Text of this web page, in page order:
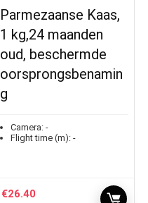
Parmezaanse Kaas,
1 kg,24 maanden
oud, beschermde
oorsprongsbenamin
g
Camera: -
Flight time (m): -
€26.40